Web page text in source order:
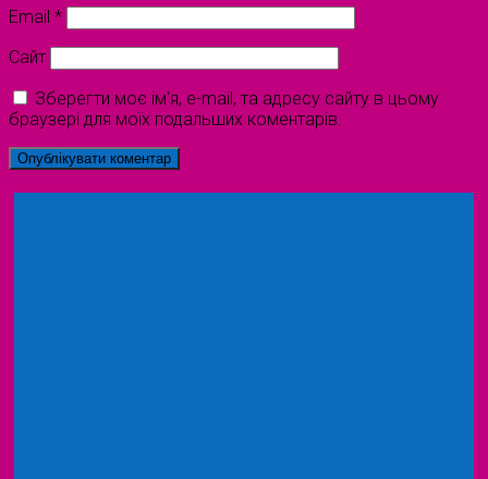
Email *
Сайт
Зберегти моє ім'я, e-mail, та адресу сайту в цьому
браузері для моїх подальших коментарів.